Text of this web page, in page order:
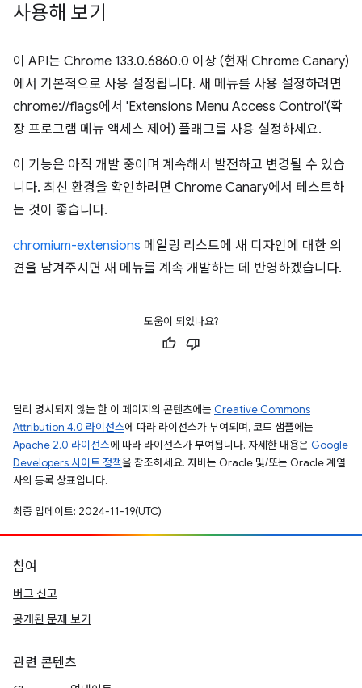
사용해 보기
이 API는 Chrome 133.0.6860.0 이상 (현재 Chrome Canary)
에서 기본적으로 사용 설정됩니다. 새 메뉴를 사용 설정하려면
chrome://flags에서 'Extensions Menu Access Control'(확
장 프로그램 메뉴 액세스 제어) 플래그를 사용 설정하세요.
이 기능은 아직 개발 중이며 계속해서 발전하고 변경될 수 있습
니다. 최신 환경을 확인하려면 Chrome Canary에서 테스트하
는 것이 좋습니다.
chromium-extensions 메일링 리스트에 새 디자인에 대한 의
견을 남겨주시면 새 메뉴를 계속 개발하는 데 반영하겠습니다.
도움이 되었나요?
달리 명시되지 않는 한 이 페이지의 콘텐츠에는 Creative Commons
Attribution 4.0 라이선스에 따라 라이선스가 부여되며, 코드 샘플에는
Apache 2.0 라이선스에 따라 라이선스가 부여됩니다. 자세한 내용은 Google
Developers 사이트 정책을 참조하세요. 자바는 Oracle 및/또는 Oracle 계열
사의 등록 상표입니다.
최종 업데이트: 2024-11-19(UTC)
참여
버그 신고
공개된 문제 보기
관련 콘텐츠